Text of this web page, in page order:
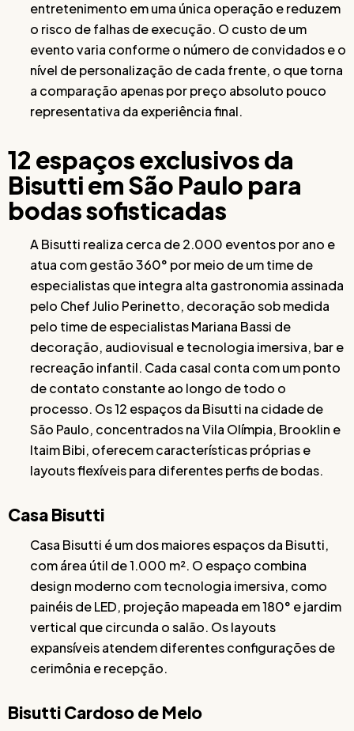
entretenimento em uma única operação e reduzem
o risco de falhas de execução. O custo de um
evento varia conforme o número de convidados e o
nível de personalização de cada frente, o que torna
a comparação apenas por preço absoluto pouco
representativa da experiência final.
12 espaços exclusivos da
Bisutti em São Paulo para
bodas sofisticadas
A Bisutti realiza cerca de 2.000 eventos por ano e
atua com gestão 360° por meio de um time de
especialistas que integra alta gastronomia assinada
pelo Chef Julio Perinetto, decoração sob medida
pelo time de especialistas Mariana Bassi de
decoração, audiovisual e tecnologia imersiva, bar e
recreação infantil. Cada casal conta com um ponto
de contato constante ao longo de todo o
processo. Os 12 espaços da Bisutti na cidade de
São Paulo, concentrados na Vila Olímpia, Brooklin e
Itaim Bibi, oferecem características próprias e
layouts flexíveis para diferentes perfis de bodas.
Casa Bisutti
Casa Bisutti é um dos maiores espaços da Bisutti,
com área útil de 1.000 m². O espaço combina
design moderno com tecnologia imersiva, como
painéis de LED, projeção mapeada em 180° e jardim
vertical que circunda o salão. Os layouts
expansíveis atendem diferentes configurações de
cerimônia e recepção.
Bisutti Cardoso de Melo